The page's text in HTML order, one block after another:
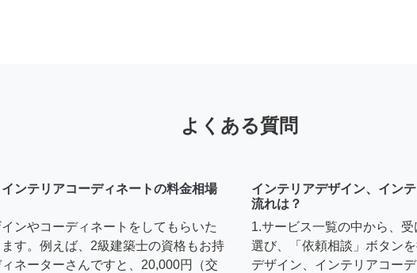
よくある質問
ンテリアコーディネートの料金相場
ンやコーディネートをしてもらいた
す。例えば、2級建築士の資格もお持
ネーターさんですと、20,000円（交
インテリアデザイン、イン
流れは？
1.サービス一覧の中から、
選び、「依頼相談」ボタン
デザイン、インテリアコー